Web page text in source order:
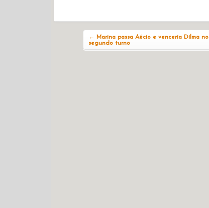
←
Marina passa Aécio e venceria Dilma no
segundo turno